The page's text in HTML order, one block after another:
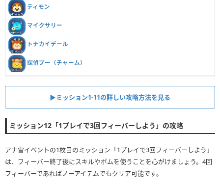
ティモン
マイクサリー
トナカイデール
探偵プー（チャーム）
▶︎ミッション1-11の詳しい攻略方法を見る
ミッション12「1プレイで3回フィーバーしよう」の攻略
アナ雪イベントの1枚目のミッション「1プレイで3回フィーバーしよう」
は、フィーバー終了後にスキルやボムを使うことを心がけましょう。4回
フィーバーであればノーアイテムでもクリア可能です。